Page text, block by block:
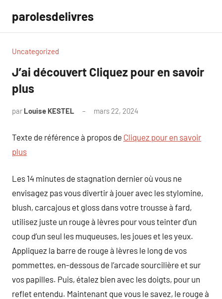
contenu
parolesdelivres
Uncategorized
J’ai découvert Cliquez pour en savoir
plus
par Louise KESTEL mars 22, 2024
Texte de référence à propos de Cliquez pour en savoir
plus
Les 14 minutes de stagnation dernier où vous ne
envisagez pas vous divertir à jouer avec les stylomine,
blush, carcajous et gloss dans votre trousse à fard,
utilisez juste un rouge à lèvres pour vous teinter d’un
coup d’un seul les muqueuses, les joues et les yeux.
Appliquez la barre de rouge à lèvres le long de vos
pommettes, en-dessous de l’arcade sourcilière et sur
vos papilles. Puis, étalez bien avec les doigts, pour un
reflet entendu. Maintenant que vous le savez, le rouge à